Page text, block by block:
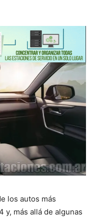
los autos más
y, más allá de algunas